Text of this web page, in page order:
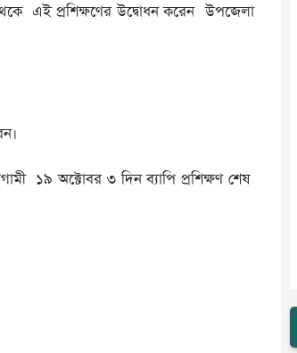
এই প্রশিক্ষণের উদ্বোধন করেন উপজেলা
১৯ অক্টোবর ৩ দিন ব্যাপি প্রশিক্ষণ শেষ